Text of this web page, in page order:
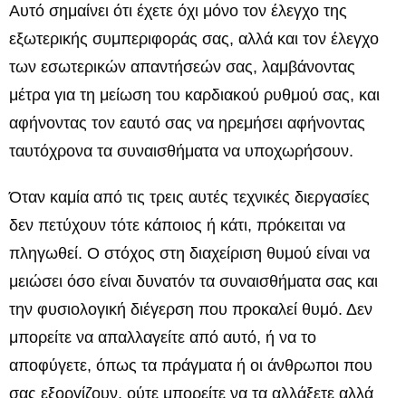
Αυτό σημαίνει ότι έχετε όχι μόνο τον έλεγχο της
εξωτερικής συμπεριφοράς σας, αλλά και τον έλεγχο
των εσωτερικών απαντήσεών σας, λαμβάνοντας
μέτρα για τη μείωση του καρδιακού ρυθμού σας, και
αφήνοντας τον εαυτό σας να ηρεμήσει αφήνοντας
ταυτόχρονα τα συναισθήματα να υποχωρήσουν.
Όταν καμία από τις τρεις αυτές τεχνικές διεργασίες
δεν πετύχουν τότε κάποιος ή κάτι, πρόκειται να
πληγωθεί. Ο στόχος στη διαχείριση θυμού είναι να
μειώσει όσο είναι δυνατόν τα συναισθήματα σας και
την φυσιολογική διέγερση που προκαλεί θυμό. Δεν
μπορείτε να απαλλαγείτε από αυτό, ή να το
αποφύγετε, όπως τα πράγματα ή οι άνθρωποι που
σας εξοργίζουν, ούτε μπορείτε να τα αλλάξετε αλλά